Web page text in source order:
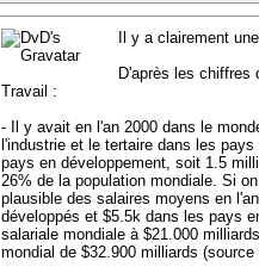
Il y a clairement
D'après les chiffres
Travail :
- Il y avait en l'an 2000 dans le
l'industrie et le tertaire dans les
pays en développement, soit 1.5
26% de la population mondiale. Si
plausible des salaires moyens en
développés et $5.5k dans les pays
salariale mondiale à $21.000
mondial de $32.900 milliards